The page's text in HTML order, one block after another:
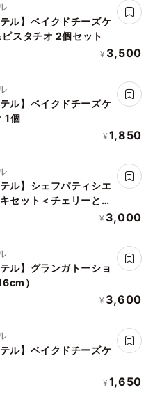
テル】ベイクドチーズケ
スタチオ 2個セット
¥ 3,500
テル】ベイクドチーズケ
1個
¥ 1,850
テル】シェフパティシエ
セット＜チェリーとポ
＞
¥ 3,000
ル】グランガトーショ
）
¥ 3,600
テル】ベイクドチーズケ
¥ 1,650